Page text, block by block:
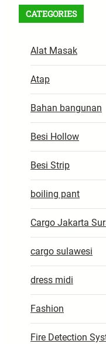
r
c
CATEGORIES
Alat Masak
Atap
Bahan bangunan
Besi Hollow
Besi Strip
boiling pant
Cargo Jakarta
cargo sulawesi
dress midi
Fashion
Fire Detection